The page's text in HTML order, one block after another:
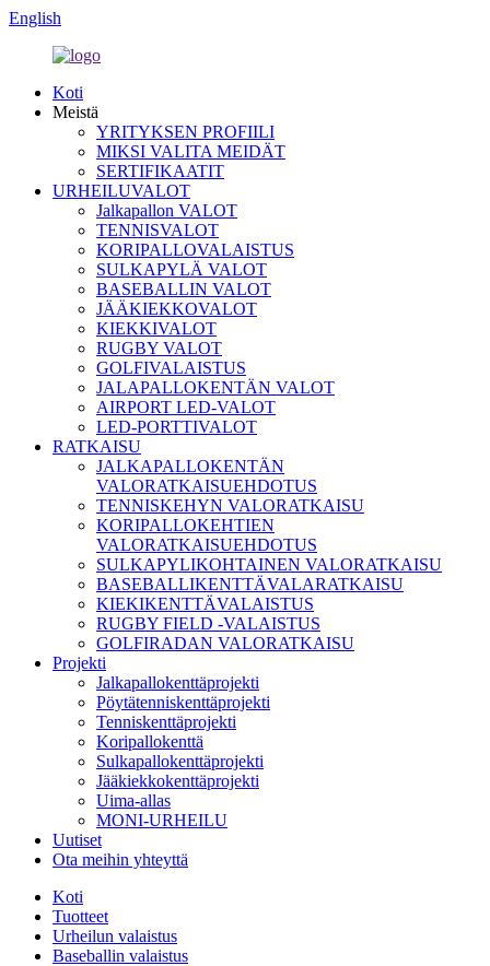
English
Koti
Meistä
YRITYKSEN PROFIILI
MIKSI VALITA MEIDÄT
SERTIFIKAATIT
URHEILUVALOT
Jalkapallon VALOT
TENNISVALOT
KORIPALLOVALAISTUS
SULKAPYLÄ VALOT
BASEBALLIN VALOT
JÄÄKIEKKOVALOT
KIEKKIVALOT
RUGBY VALOT
GOLFIVALAISTUS
JALAPALLOKENTÄN VALOT
AIRPORT LED-VALOT
LED-PORTTIVALOT
RATKAISU
JALKAPALLOKENTÄN
VALORATKAISUEHDOTUS
TENNISKEHYN VALORATKAISU
KORIPALLOKEHTIEN
VALORATKAISUEHDOTUS
SULKAPYLIKOHTAINEN VALORATKAISU
BASEBALLIKENTTÄVALARATKAISU
KIEKIKENTTÄVALAISTUS
RUGBY FIELD -VALAISTUS
GOLFIRADAN VALORATKAISU
Projekti
Jalkapallokenttäprojekti
Pöytätenniskenttäprojekti
Tenniskenttäprojekti
Koripallokenttä
Sulkapallokenttäprojekti
Jääkiekkokenttäprojekti
Uima-allas
MONI-URHEILU
Uutiset
Ota meihin yhteyttä
Koti
Tuotteet
Urheilun valaistus
Baseballin valaistus